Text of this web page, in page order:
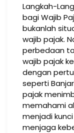
Langkah-
bagi Wajib
bukanlah
wajib pajak.
perbedaan
wajib pajak
dengan
seperti
pajak
memahami
menjadi
menjaga